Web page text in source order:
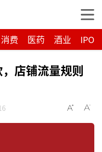
消费 医药 酒业 IPO
店铺流量规则